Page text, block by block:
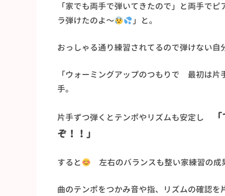
「家でも両手で弾いてきたので」と両手で
ラ弾けたのよ〜
」と。
おっしゃる通り練習されてるので弾けない自
「ウォーミングアップのつもりで 最初は片
手。
片手ずつ弾くとテンポやリズムも安定し
ぞ！！」
すると 左右のバランスも整い家練習の成
曲のテンポをつかみ音や指、リズムの確認を